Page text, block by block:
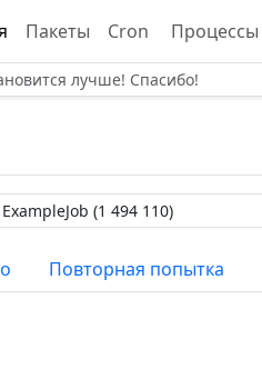
Пакеты Cron Процессы
лучше! Спасибо!
Название задания
Повторная попытка